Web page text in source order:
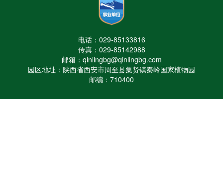
电话：029-85133816
传真：029-85142988
邮箱：qinlingbg@qinlingbg.com
园区地址：陕西省西安市周至县集贤镇秦岭国家植物园
邮编：710400